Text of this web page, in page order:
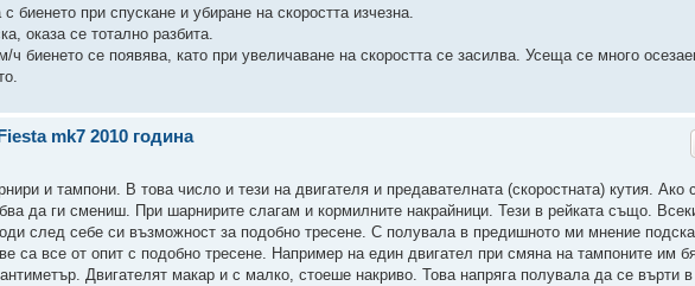
при спускане и убиране на скоростта изчезна.
оказа се тотално разбита.
ч биенето се появява, като при увеличаване на скоростта се засилва. Усеща се много
mk7 2010 година
и тампони. В това число и тези на двигателя и предавателната (скоростната) кутия. Ако
да ги смениш. При шарнирите слагам и кормилните накрайници. Тези в рейката също.
след себе си възможност за подобно тресене. С полувала в предишното ми мнение
са все от опит с подобно тресене. Например на един двигател при смяна на тампоните им
Двигателят макар и с малко, стоеше накриво. Това напряга полувала да се върти в